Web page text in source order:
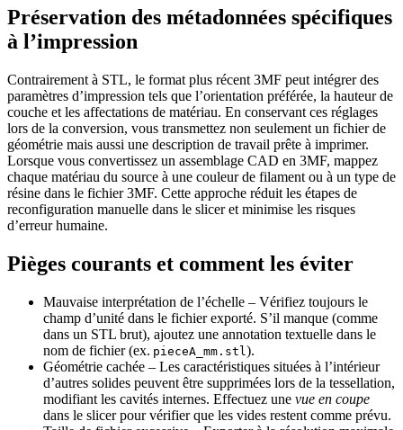
Préservation des métadonnées spécifiques
à l’impression
Contrairement à STL, le format plus récent 3MF peut intégrer des
paramètres d’impression tels que l’orientation préférée, la hauteur de
couche et les affectations de matériau. En conservant ces réglages
lors de la conversion, vous transmettez non seulement un fichier de
géométrie mais aussi une description de travail prête à imprimer.
Lorsque vous convertissez un assemblage CAD en 3MF, mappez
chaque matériau du source à une couleur de filament ou à un type de
résine dans le fichier 3MF. Cette approche réduit les étapes de
reconfiguration manuelle dans le slicer et minimise les risques
d’erreur humaine.
Pièges courants et comment les éviter
Mauvaise interprétation de l’échelle – Vérifiez toujours le
champ d’unité dans le fichier exporté. S’il manque (comme
dans un STL brut), ajoutez une annotation textuelle dans le
nom de fichier (ex. pieceA_mm.stl ).
Géométrie cachée – Les caractéristiques situées à l’intérieur
d’autres solides peuvent être supprimées lors de la tessellation,
modifiant les cavités internes. Effectuez une vue en coupe
dans le slicer pour vérifier que les vides restent comme prévu.